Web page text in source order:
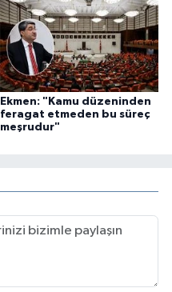
Ekmen: "Kamu düzeninden
feragat etmeden bu süreç
meşrudur"